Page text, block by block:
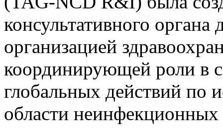
консультативного
организацией
координирующей роли в
глобальных действий по
области